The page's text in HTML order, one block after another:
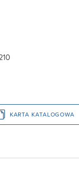
KARTA KATALOGOWA